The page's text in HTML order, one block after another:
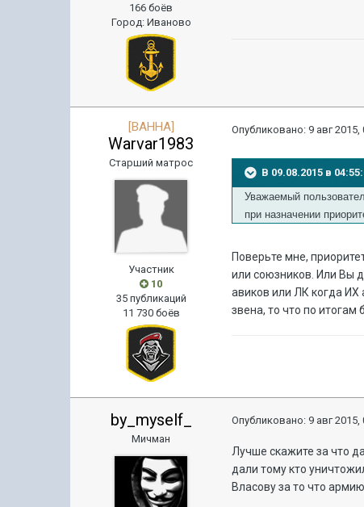
166 боёв
Город: Иваново
[BAHHA]
Warvar1983
Старший матрос
Участник
10
35 публикаций
11 730 боёв
Опубликовано: 9 авг 2015,
В 09.08.2015 в
Уважаемый
при назначении
Поверьте мне,
или союзников. Или Вы
авиков или ЛК когда
звена, то что по итогам
by_myself_
Мичман
Опубликовано: 9 авг 2015,
Лучше скажите за что
дали тому кто
Власову за то что